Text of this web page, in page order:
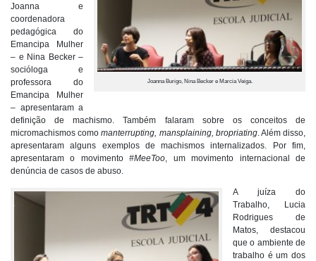
Joanna Burigo, Nina Becker e Marcia Veiga.
Joanna e
coordenadora
pedagógica do
Emancipa Mulher
– e Nina Becker –
socióloga e
professora do
Emancipa Mulher
– apresentaram a
definição de machismo. Também falaram sobre os conceitos de
micromachismos comomanterrupting, mansplaining, bropriating. Além disso,
apresentaram alguns exemplos de machismos internalizados. Por fim,
apresentaram o movimento#MeeToo , um movimento internacional de
denúncia de casos de abuso.
A juíza do
Trabalho, Lucia
Rodrigues de
Matos, destacou
que o ambiente de
trabalho é um dos